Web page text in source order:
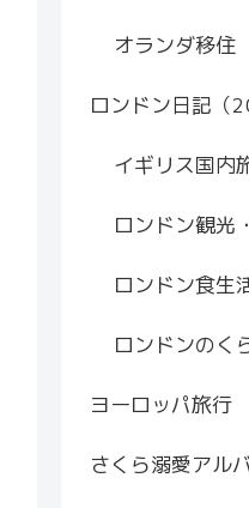
オランダ移住
ロンドン日記（
イギリス国内
ロンドン観光
ロンドン食生
ロンドンのく
ヨーロッパ旅行
さくら溺愛アル